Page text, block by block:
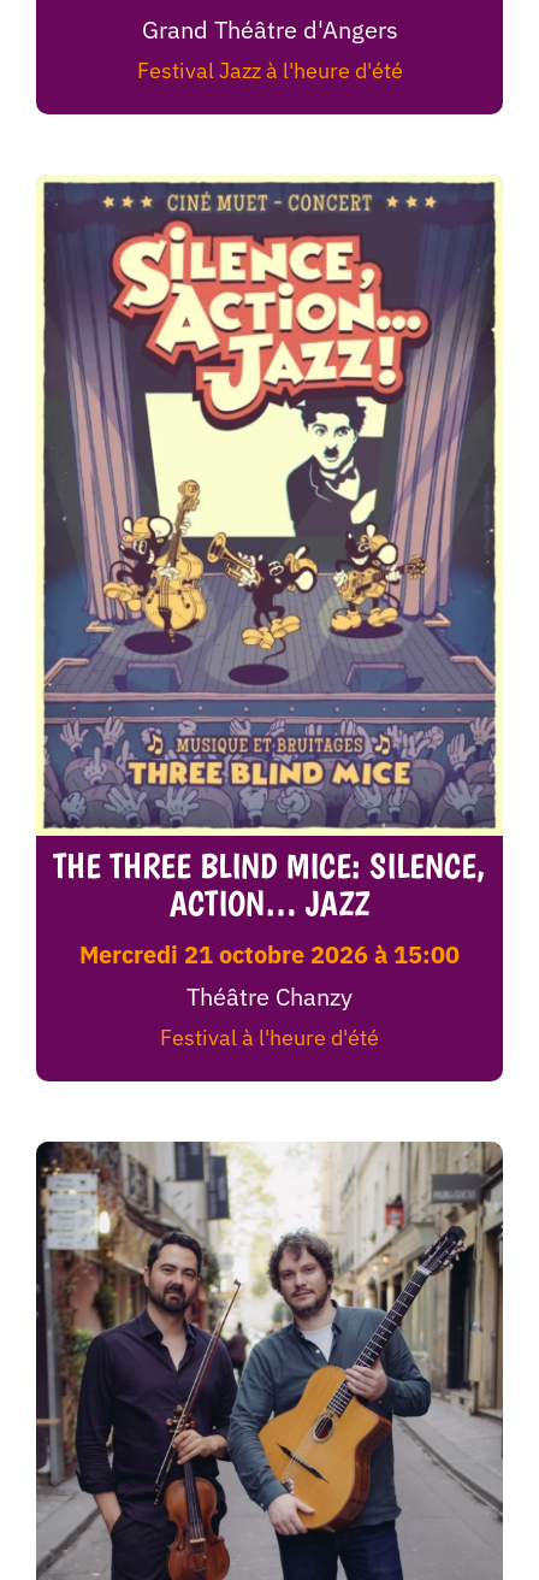
Grand Théâtre d'Angers
Festival Jazz à l'heure d'été
THE THREE BLIND MICE: SILENCE,
ACTION… JAZZ
mercredi 21 octobre 2026 à 15:00
Théâtre Chanzy
Festival à l'heure d'été